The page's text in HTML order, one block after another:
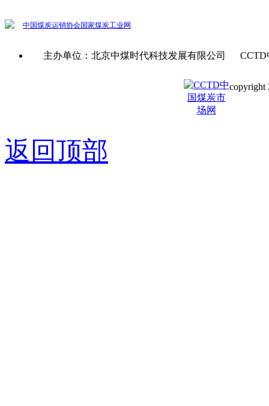
中国煤炭运销协会国家煤炭工业网
主办单位：北京中煤时代科技发展有限公司
copyright
返回顶部